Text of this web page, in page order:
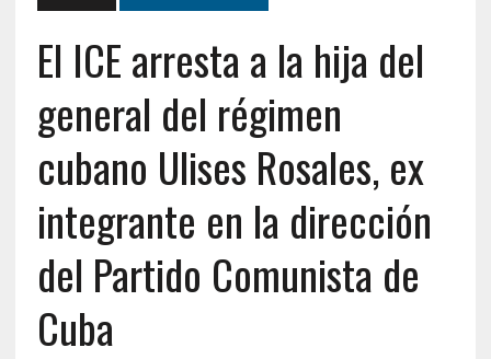
El ICE arresta a la hija del
general del régimen
cubano Ulises Rosales, ex
integrante en la dirección
del Partido Comunista de
Cuba